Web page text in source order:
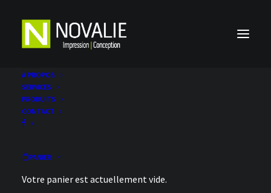
À PROPOS
SERVICES
PRODUITS
CONTACT
PANIER
Votre panier est actuellement vide.